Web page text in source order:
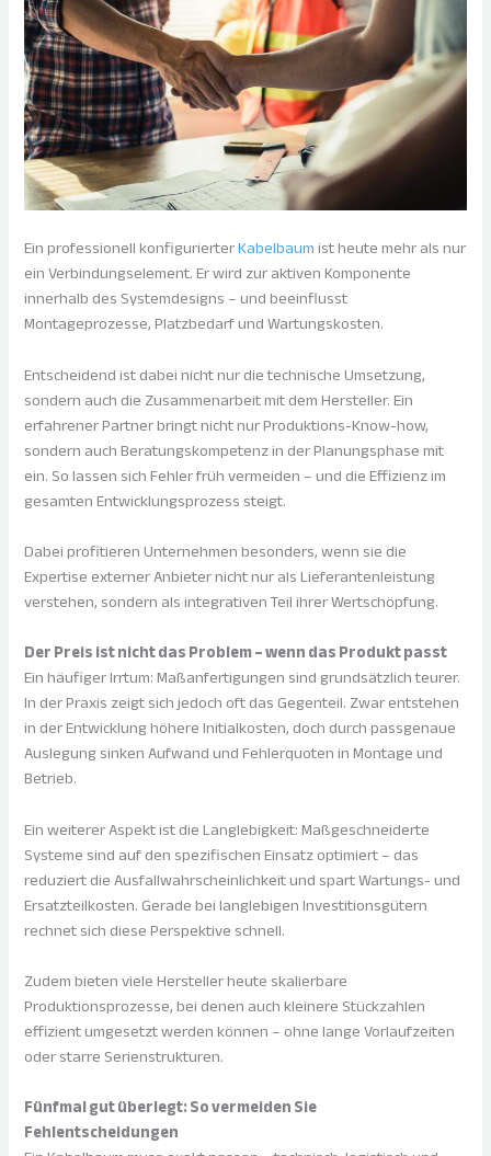
Ein professionell konfigurierterKabelbaumist heute mehr als nur
ein Verbindungselement. Er wird zur aktiven Komponente
innerhalb des Systemdesigns – und beeinflusst
Montageprozesse, Platzbedarf und Wartungskosten.
Entscheidend ist dabei nicht nur die technische Umsetzung,
sondern auch die Zusammenarbeit mit dem Hersteller. Ein
erfahrener Partner bringt nicht nur Produktions-Know-how,
sondern auch Beratungskompetenz in der Planungsphase mit
ein. So lassen sich Fehler früh vermeiden – und die Effizienz im
gesamten Entwicklungsprozess steigt.
Dabei profitieren Unternehmen besonders, wenn sie die
Expertise externer Anbieter nicht nur als Lieferantenleistung
verstehen, sondern als integrativen Teil ihrer Wertschöpfung.
Der Preis ist nicht das Problem – wenn das Produkt passt
Ein häufiger Irrtum: Maßanfertigungen sind grundsätzlich teurer.
In der Praxis zeigt sich jedoch oft das Gegenteil. Zwar entstehen
in der Entwicklung höhere Initialkosten, doch durch passgenaue
Auslegung sinken Aufwand und Fehlerquoten in Montage und
Betrieb.
Ein weiterer Aspekt ist die Langlebigkeit: Maßgeschneiderte
Systeme sind auf den spezifischen Einsatz optimiert – das
reduziert die Ausfallwahrscheinlichkeit und spart Wartungs- und
Ersatzteilkosten. Gerade bei langlebigen Investitionsgütern
rechnet sich diese Perspektive schnell.
Zudem bieten viele Hersteller heute skalierbare
Produktionsprozesse, bei denen auch kleinere Stückzahlen
effizient umgesetzt werden können – ohne lange Vorlaufzeiten
oder starre Serienstrukturen.
Fünfmal gut überlegt: So vermeiden Sie
Fehlentscheidungen